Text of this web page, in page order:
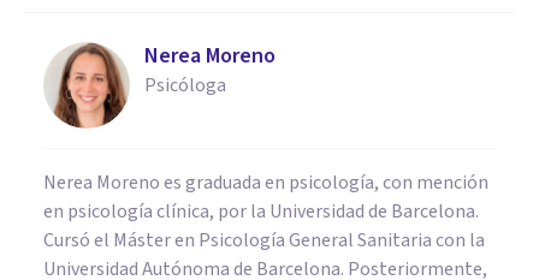
Nerea Moreno
Psicóloga
Nerea Moreno es graduada en psicología, con mención
en psicología clínica, por la Universidad de Barcelona.
Cursó el Máster en Psicología General Sanitaria con la
Universidad Autónoma de Barcelona. Posteriormente,